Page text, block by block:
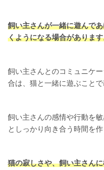
飼い主さんが一緒に遊んで
くようになる場合がありま
飼い主さんとのコミュニケ
合は、猫と一緒に遊ぶことで
飼い主さんの感情や行動を
としっかり向き合う時間を作
猫の寂しさや、飼い主さん